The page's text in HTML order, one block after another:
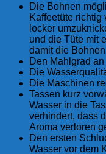
Die Bohnen
Kaffeetüte
locker
und die Tüte mit
damit die
Den Mahlgrad
Die
Die Maschinen
Tassen kurz
Wasser in die
verhindert, dass
Aroma verloren
Den ersten
Wasser vor dem